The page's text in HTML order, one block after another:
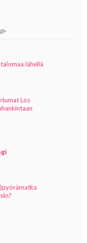
lähellä
Los